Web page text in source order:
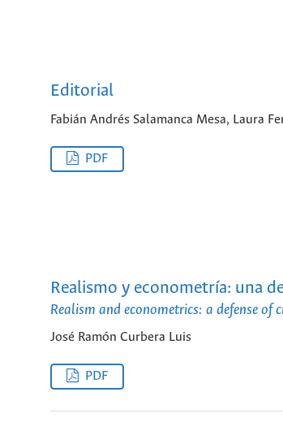
Editorial
Fabián Andrés Salamanca Mesa, Laura
PDF
Realismo y econometría: una
Realism and econometrics: a defense of
José Ramón Curbera Luis
PDF